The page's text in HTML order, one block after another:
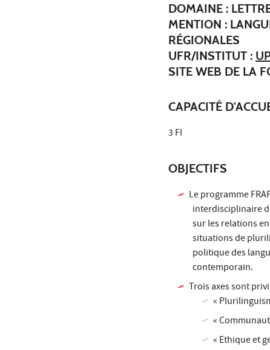
DOMAINE :
MENTION :
RÉGIONALES
UFR/INSTITUT :
SITE WEB DE LA
CAPACITÉ
3 FI
OBJECTIFS
Le programme
interdisciplinaire
sur les relations
situations de
politique des
contemporain.
Trois axes sont
«
«
« Ethique et